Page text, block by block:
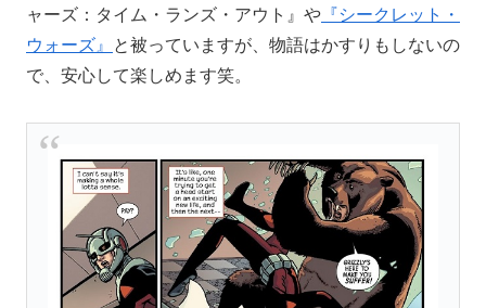
ャーズ：タイム・ランズ・アウト』や 『シークレット・
ウォーズ』
と被っていますが、物語はかすりもしないの
で、安心して楽しめます笑。